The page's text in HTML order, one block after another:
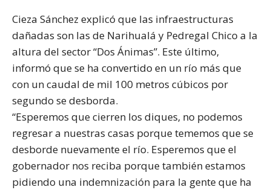
Cieza Sánchez explicó que las infraestructuras
dañadas son las de Narihualá y Pedregal Chico a la
altura del sector “Dos Ánimas”. Este último,
informó que se ha convertido en un río más que
con un caudal de mil 100 metros cúbicos por
segundo se desborda.
“Esperemos que cierren los diques, no podemos
regresar a nuestras casas porque tememos que se
desborde nuevamente el río. Esperemos que el
gobernador nos reciba porque también estamos
pidiendo una indemnización para la gente que ha